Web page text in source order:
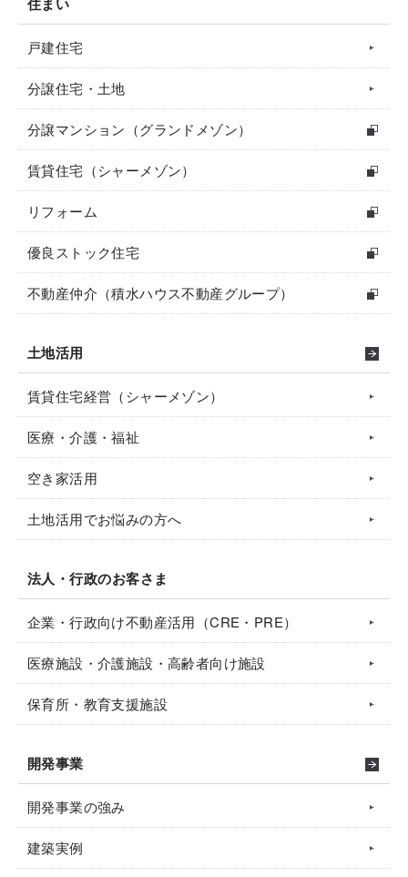
戸建住宅
分譲住宅・土地
分譲マンション（グランドメゾン）
賃貸住宅（シャーメゾン）
リフォーム
優良ストック住宅
不動産仲介（積水ハウス不動産グループ）
土地活用
賃貸住宅経営（シャーメゾン）
医療・介護・福祉
空き家活用
土地活用でお悩みの方へ
法人・行政のお客さま
企業・行政向け不動産活用（CRE・PRE）
医療施設・介護施設・高齢者向け施設
保育所・教育支援施設
開発事業
開発事業の強み
建築実例